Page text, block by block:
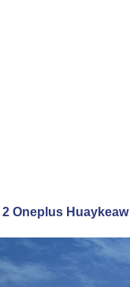
Oneplus Huaykeaw